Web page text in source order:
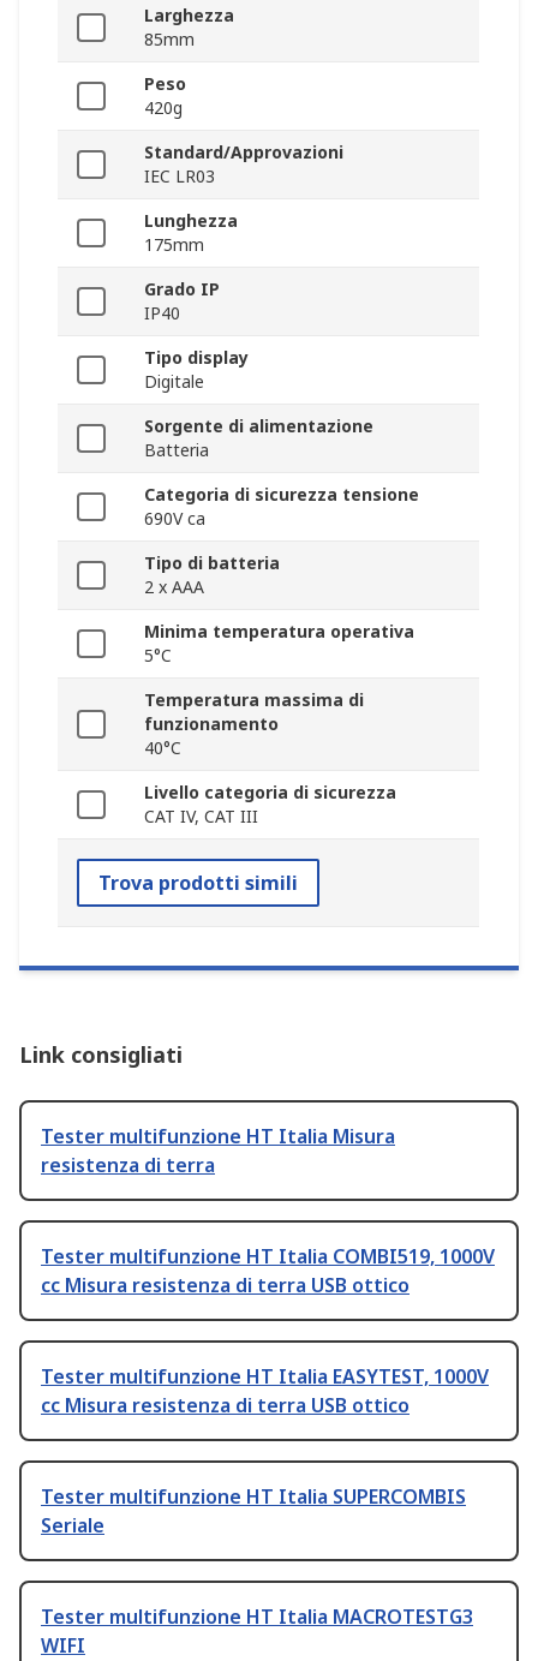
Larghezza
85mm
Peso
420g
Standard/Approvazioni
IEC LR03
Lunghezza
175mm
Grado IP
IP40
Tipo display
Digitale
Sorgente di alimentazione
Batteria
Categoria di sicurezza tensione
690V ca
Tipo di batteria
2 x AAA
Minima temperatura operativa
5°C
Temperatura massima di
funzionamento
40°C
Livello categoria di sicurezza
CAT IV, CAT III
Trova prodotti simili
Link consigliati
Tester multifunzione HT Italia Misura
resistenza di terra
Tester multifunzione HT Italia COMBI519, 1000V
cc Misura resistenza di terra USB ottico
Tester multifunzione HT Italia EASYTEST, 1000V
cc Misura resistenza di terra USB ottico
Tester multifunzione HT Italia SUPERCOMBIS
Seriale
Tester multifunzione HT Italia MACROTESTG3
WIFI